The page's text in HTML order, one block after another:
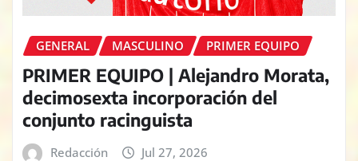
GENERAL MASCULINO PRIMER EQUIPO
PRIMER EQUIPO | Alejandro Morata,
decimosexta incorporación del
conjunto racinguista
Redacción Jul 27, 2026